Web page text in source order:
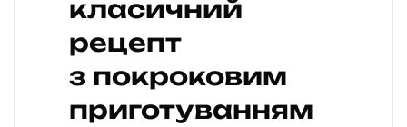
класичний
рецепт
з покроковим
приготуванням